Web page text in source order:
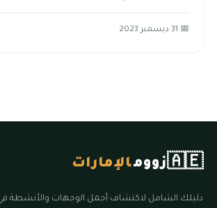
📅 31 ديسمبر 2023
🇦🇪زوومالإمارات
دليلك الشامل لاكتشاف أجمل الوجهات والأنشطة في